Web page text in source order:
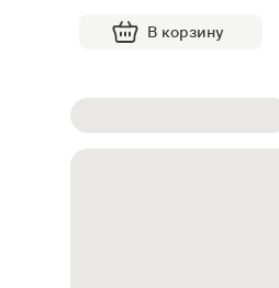
В корзину